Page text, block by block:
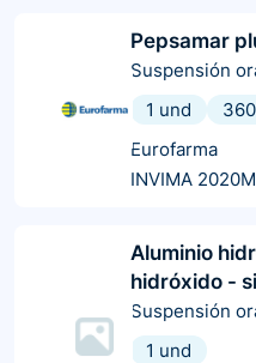
Pepsamar
Suspensión
1 und
Eurofarma
INVIMA
Aluminio
hidróxido -
Suspensión
1 und